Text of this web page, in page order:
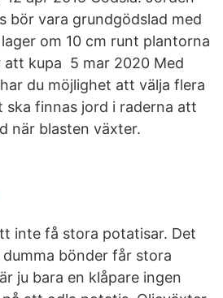
bör vara grundgödslad med
om 10 cm runt plantorna
att kupa 5 mar 2020 Med
du möjlighet att välja flera
ska finnas jord i raderna att
när blasten växter.
inte få stora potatisar. Det
bönder får stora
ju bara en klåpare ingen